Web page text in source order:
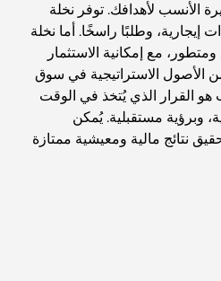
بيعت على الإطلاق
دبي: دليل شامل لعشاق القهوة
الأنسب لأهدافك. توفر نخلة
إيجارية، وطلبًا راسخًا. أما نخلة
مع إمكانية الاستثمار
الأصول الاستراتيجية في سوق
هو القرار الذي يُتخذ في الوقت
وبرؤية مستقبلية. يُمكن
نتائج مالية ومعيشية ممتازة